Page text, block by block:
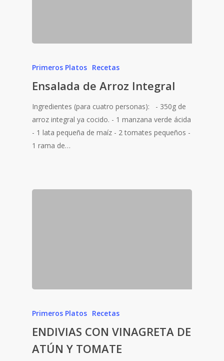
Primeros Platos Recetas
Ensalada de Arroz Integral
Ingredientes (para cuatro personas): - 350g de
arroz integral ya cocido. - 1 manzana verde ácida
- 1 lata pequeña de maíz - 2 tomates pequeños -
1 rama de…
Primeros Platos Recetas
ENDIVIAS CON VINAGRETA DE
ATÚN Y TOMATE